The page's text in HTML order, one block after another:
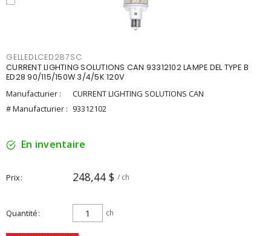
GELLEDLCED287SC
CURRENT LIGHTING SOLUTIONS CAN 93312102 LAMPE DEL TYPE B
ED28 90/115/150W 3/4/5K 120V
Manufacturier :
CURRENT LIGHTING SOLUTIONS CAN
# Manufacturier : 93312102
En inventaire
Prix 248,44 $ / ch
Quantité ch